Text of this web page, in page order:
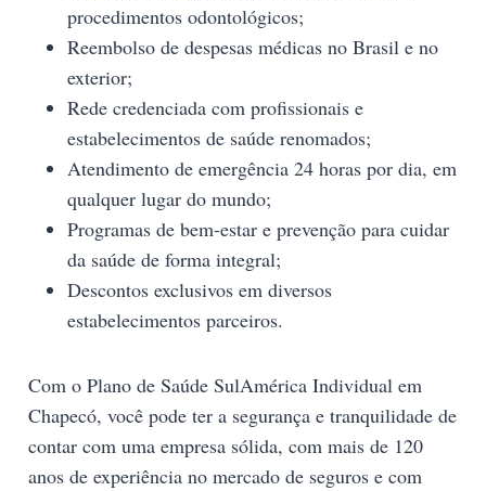
procedimentos odontológicos;
Reembolso de despesas médicas no Brasil e no
exterior;
Rede credenciada com profissionais e
estabelecimentos de saúde renomados;
Atendimento de emergência 24 horas por dia, em
qualquer lugar do mundo;
Programas de bem-estar e prevenção para cuidar
da saúde de forma integral;
Descontos exclusivos em diversos
estabelecimentos parceiros.
Com o Plano de Saúde SulAmérica Individual em
Chapecó, você pode ter a segurança e tranquilidade de
contar com uma empresa sólida, com mais de 120
anos de experiência no mercado de seguros e com